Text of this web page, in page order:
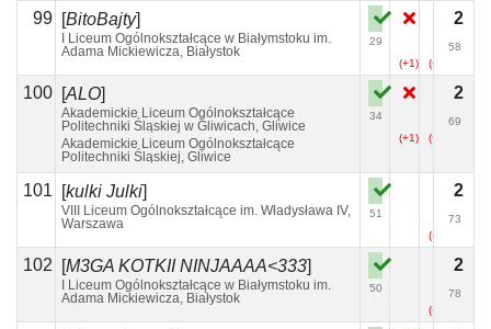
99 [BitoBajty]
I Liceum Ogólnokształcące w Białymstoku im.
Adama Mickiewicza, Białystok
29
(+1)
(+1)
2
58
100 [ALO]
Akademickie Liceum Ogólnokształcące
Politechniki Śląskiej w Gliwicach, Gliwice
Akademickie Liceum Ogólnokształcące
Politechniki Śląskiej, Gliwice
34
(+1)
(+8)
2
69
101 [kulki Julki]
VIII Liceum Ogólnokształcące im. Władysława IV,
Warszawa
51
(+2)
2
73
102 [M3GA KOTKII NINJAAAA<333]
I Liceum Ogólnokształcące w Białymstoku im.
Adama Mickiewicza, Białystok
50
(+3)
2
78